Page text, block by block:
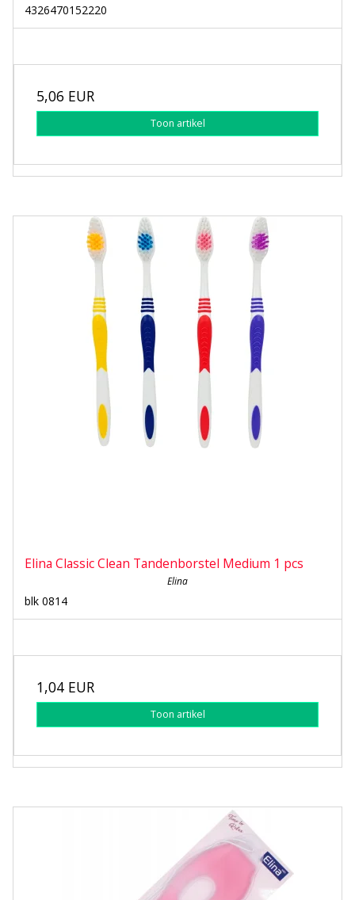
4326470152220
5,06 EUR
Toon artikel
Elina Classic Clean Tandenborstel Medium 1 pcs
Elina
blk 0814
1,04 EUR
Toon artikel